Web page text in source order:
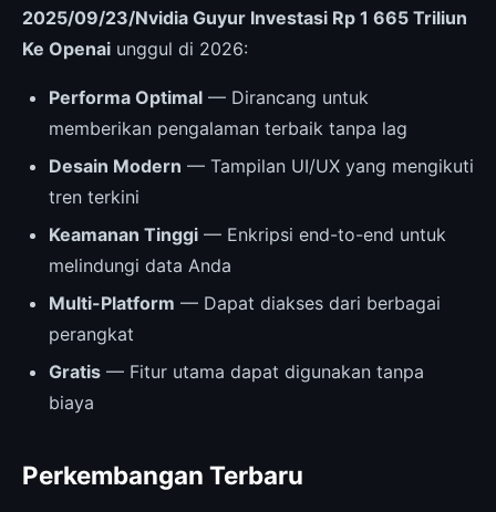
2025/09/23/Nvidia Guyur Investasi Rp 1 665 Triliun
Ke Openai unggul di 2026:
Performa Optimal — Dirancang untuk
memberikan pengalaman terbaik tanpa lag
Desain Modern — Tampilan UI/UX yang mengikuti
tren terkini
Keamanan Tinggi — Enkripsi end-to-end untuk
melindungi data Anda
Multi-Platform — Dapat diakses dari berbagai
perangkat
Gratis — Fitur utama dapat digunakan tanpa
biaya
Perkembangan Terbaru